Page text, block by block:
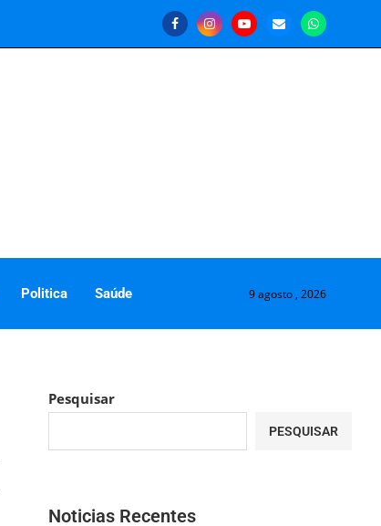
Politica Saúde 9 agosto , 2026
Pesquisar
PESQUISAR
Noticias Recentes